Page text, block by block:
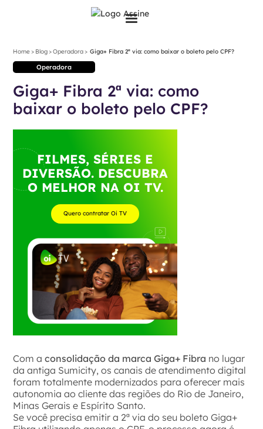
Home> Blog>Operadora> Giga+ Fibra 2ª via: como baixar o boleto pelo CPF?
Operadora
Giga+ Fibra 2ª via: como
baixar o boleto pelo CPF?
FILMES, SÉRIES E
DIVERSÃO. DESCUBRA
O MELHOR NA OI TV.
Quero contratar Oi TV
Com aconsolidação da marca Giga+ Fibra no lugar
da antiga Sumicity, os canais de atendimento digital
foram totalmente modernizados para oferecer mais
autonomia ao cliente das regiões do Rio de Janeiro,
Minas Gerais e Espírito Santo.
Se você precisa emitir a 2ª via do seu boleto Giga+